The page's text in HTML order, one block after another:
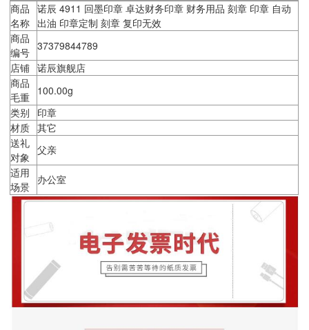
商品
名称
诺辰 4911 回墨印章 卓达财务印章 财务用品 刻章 印章 自动
出油 印章定制 刻章 复印无效
商品
编号 37379844789
店铺 诺辰旗舰店
商品
毛重 100.00g
类别
印章
材质 其它
送礼
对象
父亲
适用
场景
办公室